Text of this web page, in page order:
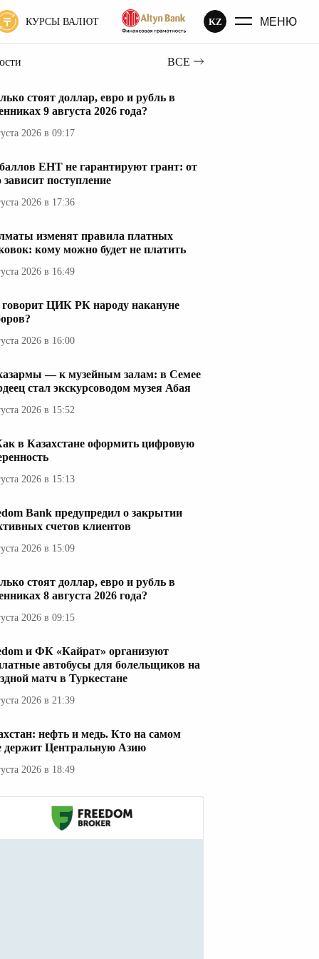
КУРСЫ ВАЛЮТ KZ МЕНЮ
ВСЕ
стоят доллар, евро и рубль в
9 августа 2026 года?
2026 в 09:17
ЕНТ не гарантируют грант: от
зависит поступление
2026 в 17:36
изменят правила платных
кому можно будет не платить
2026 в 16:49
ЦИК РК народу накануне
2026 в 16:00
— к музейным залам: в Семее
стал экскурсоводом музея Абая
2026 в 15:52
в Казахстане оформить цифровую
2026 в 15:13
Bank предупредил о закрытии
счетов клиентов
2026 в 15:09
стоят доллар, евро и рубль в
8 августа 2026 года?
2026 в 09:15
и ФК «Кайрат» организуют
автобусы для болельщиков на
матч в Туркестане
2026 в 21:39
нефть и медь. Кто на самом
держит Центральную Азию
2026 в 18:49